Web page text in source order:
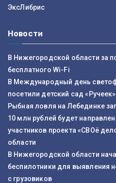
ЭксЛибрис
Новости
В Нижегородской области за
бесплатного Wi-Fi
В Международный день
посетили детский сад «Ручеек»
Рыбная ловля на Лебединке
10 млн рублей будет
участников проекта «СВОё
области
В Нижегородской области
беспилотники для выявления
с грузовиков